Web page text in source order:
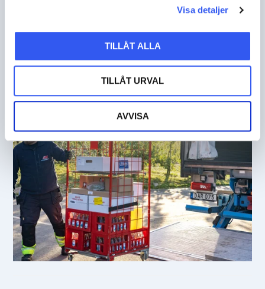
Visa detaljer
TILLÅT ALLA
TILLÅT URVAL
AVVISA
NORCE
Att göra det komplexa enkelt